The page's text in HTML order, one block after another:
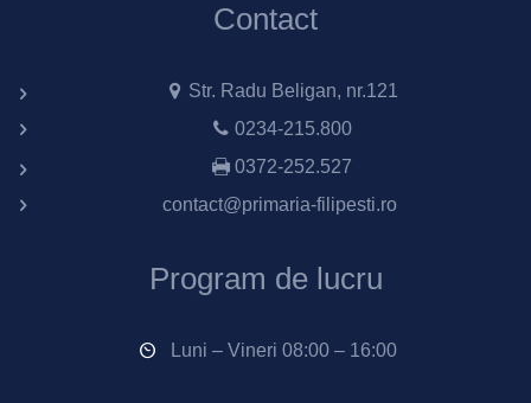
Contact
Str. Radu Beligan, nr.121
0234-215.800
0372-252.527
contact@primaria-filipesti.ro
Program de lucru
Luni – Vineri 08:00 – 16:00